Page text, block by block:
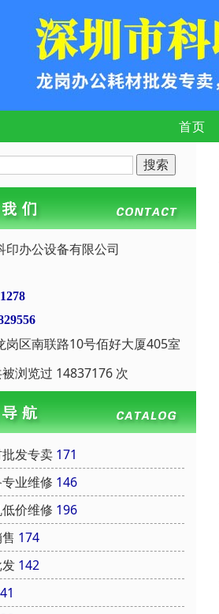
首页
印办公设备有限公司
岗区南联路10号佰好大厦405室
浏览过 14837176 次
发专卖 171
业维修 146
价维修 196
174
142